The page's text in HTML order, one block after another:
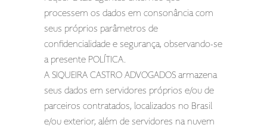
processem os dados em consonância com
seus próprios parâmetros de
confidencialidade e segurança, observando-se
a presente POLÍTICA.
A SIQUEIRA CASTRO ADVOGADOS armazena
seus dados em servidores próprios e/ou de
parceiros contratados, localizados no Brasil
e/ou exterior, além de servidores na nuvem